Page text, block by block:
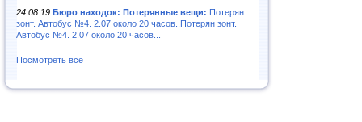
24.08.19 Бюро находок: Потерянные вещи: Потерян
зонт. Автобус №4. 2.07 около 20 часов..Потерян зонт.
Автобус №4. 2.07 около 20 часов...
Посмотреть все